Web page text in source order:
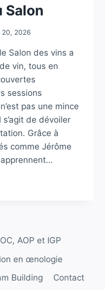
Salon
20, 2026
Salon des vins a
vin, tous en
sessions
pas une mince
de dévoiler
Grâce à
comme Jérôme
AOP et IGP
en œnologie
Building
Contact